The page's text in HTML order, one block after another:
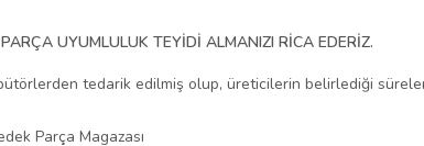
UYUMLULUK TEYİDİ ALMANIZI RİCA EDERİZ.
tedarik edilmiş olup, üreticilerin belirlediği
Parça Magazası